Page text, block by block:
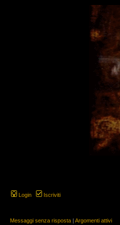
Login Iscriviti
Messaggi senza risposta | Argomenti attivi